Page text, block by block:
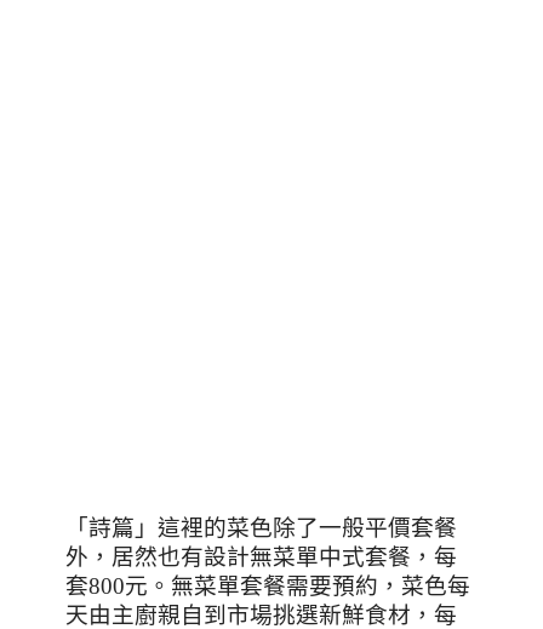
「詩篇」這裡的菜色除了一般平價套餐
外，居然也有設計無菜單中式套餐，每
套800元。無菜單套餐需要預約，菜色每
天由主廚親自到市場挑選新鮮食材，每